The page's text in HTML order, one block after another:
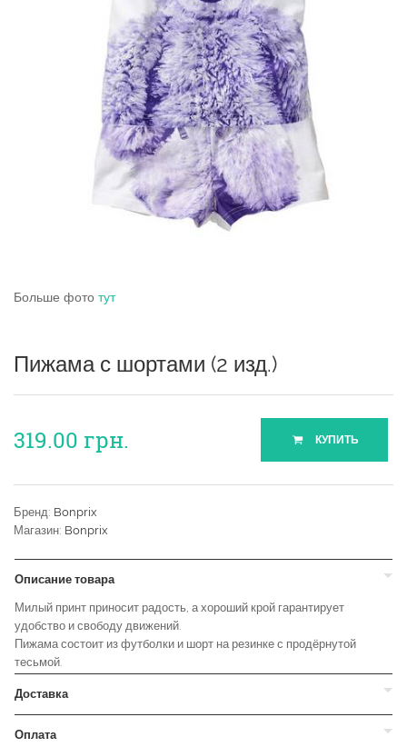
Больше фото тут
Пижама с шортами (2 изд.)
319.00 грн. КУПИТЬ
Бренд: Bonprix
Магазин: Bonprix
Описание товара
Милый принт приносит радость, а хороший крой гарантирует
удобство и свободу движений.
Пижама состоит из футболки и шорт на резинке с продёрнутой
тесьмой.
Доставка
Оплата